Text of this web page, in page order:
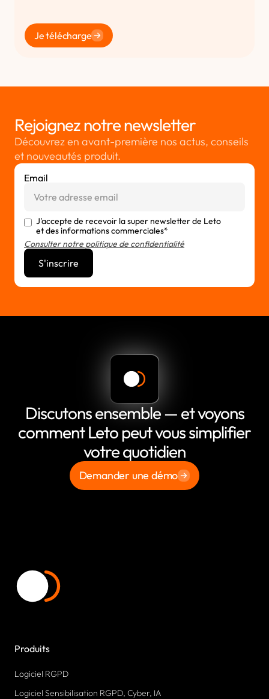
Je télécharge
Rejoignez notre newsletter
Découvrez en avant-première nos actus, conseils
et nouveautés produit.
Email
J'accepte de recevoir la super newsletter de Leto
et des informations commerciales*
Consulter notre politique de confidentialité
Discutons ensemble — et voyons
comment Leto peut vous simplifier
votre quotidien
Demander une démo
Produits
Logiciel RGPD
Logiciel Sensibilisation RGPD, Cyber, IA